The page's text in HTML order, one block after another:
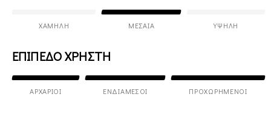
ΧΑΜΗΛΉ ΜΕΣΑΊΑ ΥΨΗΛΉ
ΕΠΙΠΕΔΟ ΧΡΗΣΤΗ
ΑΡΧΆΡΙΟΙ ΕΝΔΙΆΜΕΣΟΙ ΠΡΟΧΩΡΗΜΈΝΟΙ